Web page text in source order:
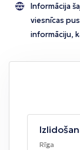
Informācija
viesnīcas
informāciju,
Rīga